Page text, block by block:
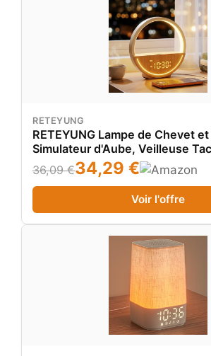
RETEYUNG
RETEYUNG Lampe de Chevet
Simulateur d'Aube, Veilleuse
Charge USB, 20 Sons Relaxants
Blancs, Double Alarme pour
End, Réveil Lumineux pour
36,09 €34,29 €
Voir l'offre